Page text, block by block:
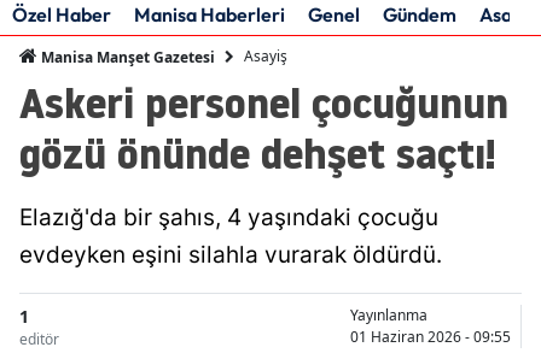
Özel Haber Manisa Haberleri Genel Gündem Asayiş
Manisa Manşet Gazetesi Asayiş
Askeri personel çocuğunun
gözü önünde dehşet saçtı!
Elazığ'da bir şahıs, 4 yaşındaki çocuğu
evdeyken eşini silahla vurarak öldürdü.
1
editör
Yayınlanma
01 Haziran 2026 - 09:55